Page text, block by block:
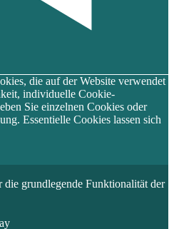
die auf der Website verwendet
individuelle Cookie-
Sie einzelnen Cookies oder
Essentielle Cookies lassen sich
grundlegende Funktionalität der